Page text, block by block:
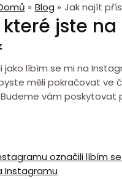
Blog Jak najít
jste
líbím se mi na
měli pokračovat
vám
označili líbím
Instagramu